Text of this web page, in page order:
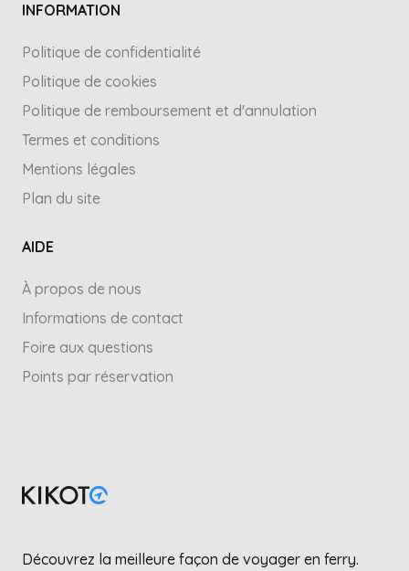
INFORMATION
Politique de confidentialité
Politique de cookies
Politique de remboursement et d'annulation
Termes et conditions
Mentions légales
Plan du site
AIDE
À propos de nous
Informations de contact
Foire aux questions
Points par réservation
Découvrez la meilleure façon de voyager en ferry.